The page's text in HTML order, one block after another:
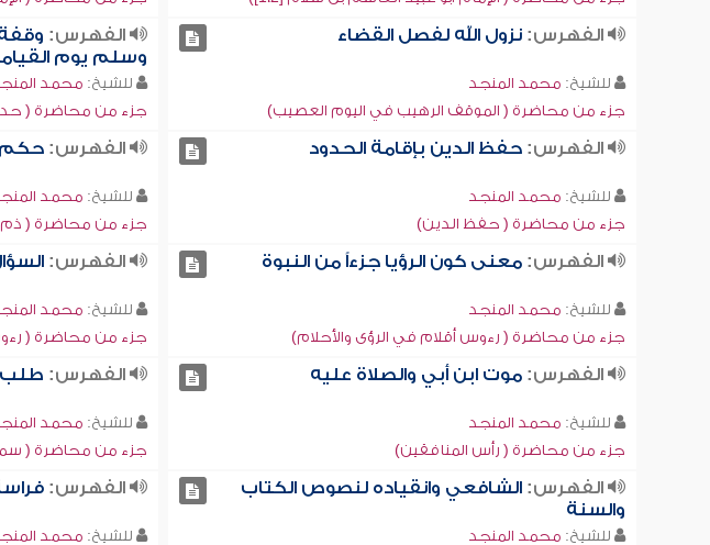
الفهرس:نزول الله لفصل القضاء
للشيخ: محمد المنجد
جزء من محاضرة ( الموقف الرهيب في اليوم العصيب)
الفهرس:
وسلم يوم
للشيخ: محمد
جزء من محاضرة (
الفهرس:حفظ الدين بإقامة الحدود
للشيخ: محمد المنجد
جزء من محاضرة ( حفظ الدين)
الفهرس: حكم
للشيخ: محمد
جزء من محاضرة ( ذم
الفهرس:معنى كون الرؤيا جزءاً من النبوة
للشيخ: محمد المنجد
جزء من محاضرة ( رءوس أقلام في الرؤى والأحلام)
الفهرس:
للشيخ: محمد
جزء من محاضرة (
الفهرس:موت ابن أبي والصلاة عليه
للشيخ: محمد المنجد
جزء من محاضرة ( رأس المنافقين)
الفهرس: طلب
للشيخ: محمد
جزء من محاضرة ( سمات
الفهرس:الشافعي وانقياده لنصوص الكتاب
والسنة
للشيخ: محمد المنجد
الفهرس:
للشيخ: محمد